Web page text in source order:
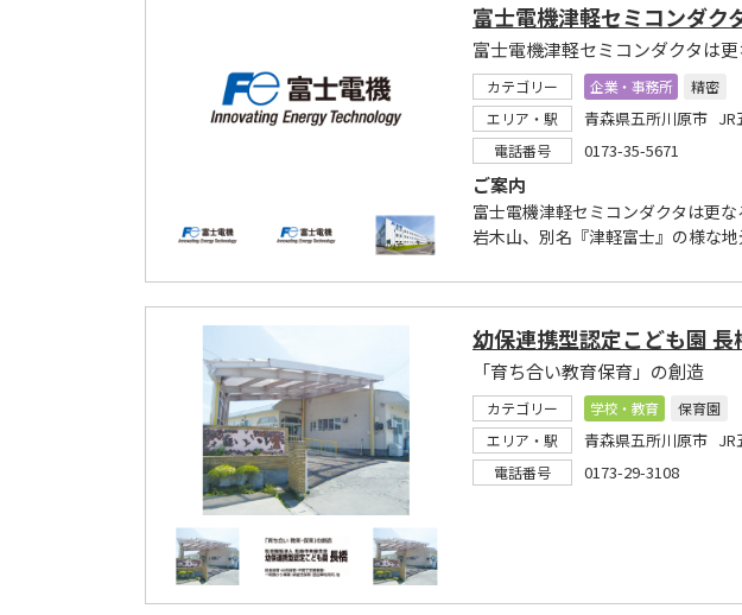
富士電機津軽セミコンダク
富士電機津軽セミコンダクタは更
カテゴリー 企業・事務所
精密
エリア・駅
青森県五所川原市 JR
電話番号 0173-35-5671
ご案内
富士電機津軽セミコンダクタは更
岩木山、別名『津軽富士』の様な
幼保連携型認定こども園 長
「育ち合い教育保育」の創造
カテゴリー 学校・教育
保育園
エリア・駅
青森県五所川原市 JR
電話番号 0173-29-3108